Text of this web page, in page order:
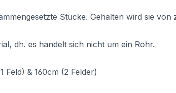
Stücke. Gehalten wird sie von
dh. es handelt sich nicht um ein Rohr.
Feld) & 160cm (2 Felder)